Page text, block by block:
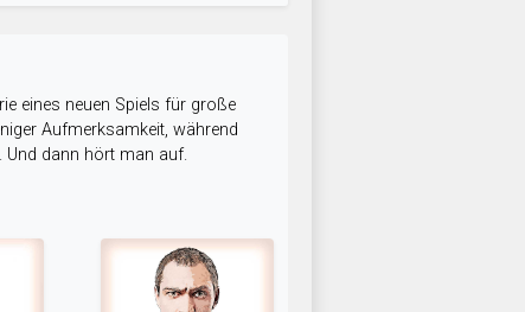
eines neuen Spiels für große
Aufmerksamkeit, während
Und dann hört man auf.